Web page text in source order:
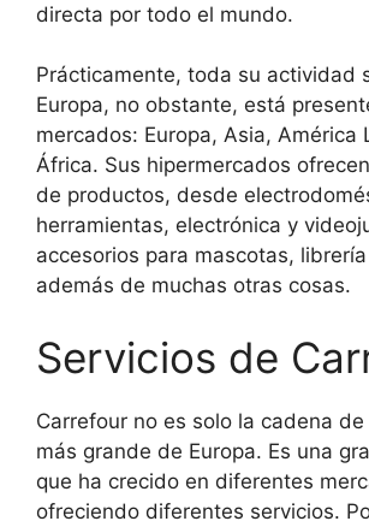
directa por todo el mundo.
Prácticamente, toda su actividad
Europa, no obstante, está
mercados: Europa, Asia, América
África. Sus hipermercados
de productos, desde
herramientas, electrónica y
accesorios para mascotas,
además de muchas otras cosas.
Servicios de
Carrefour no es solo la cadena
más grande de Europa. Es una
que ha crecido en diferentes
ofreciendo diferentes servicios.